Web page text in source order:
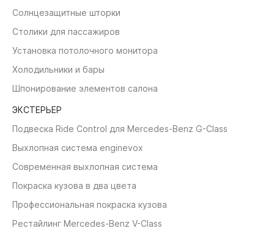
Солнцезащитные шторки
Столики для пассажиров
Установка потолочного монитора
Холодильники и бары
Шпонирование элементов салона
ЭКСТЕРЬЕР
Подвеска Ride Control для Mercedes-Benz G-Class
Выхлопная система enginevox
Современная выхлопная система
Покраска кузова в два цвета
Профессиональная покраска кузова
Рестайлинг Mercedes-Benz V-Class